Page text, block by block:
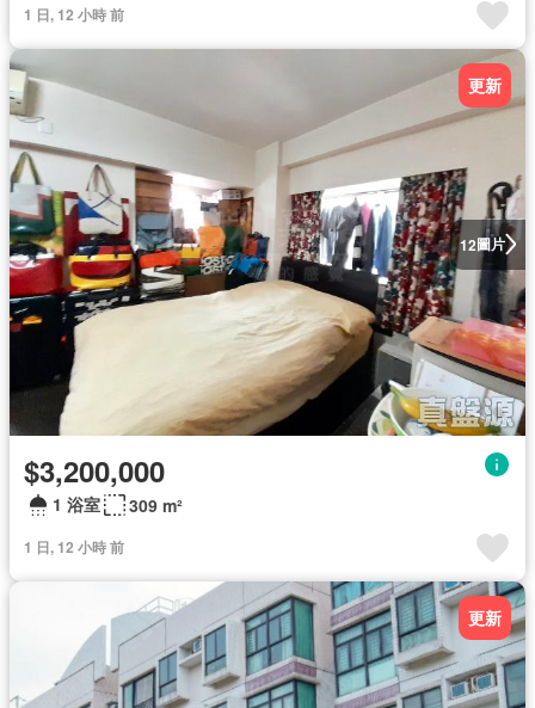
1 日, 12 小時 前
12圖片
更新
$3,200,000
1 浴室 309 m²
1 日, 12 小時 前
更新